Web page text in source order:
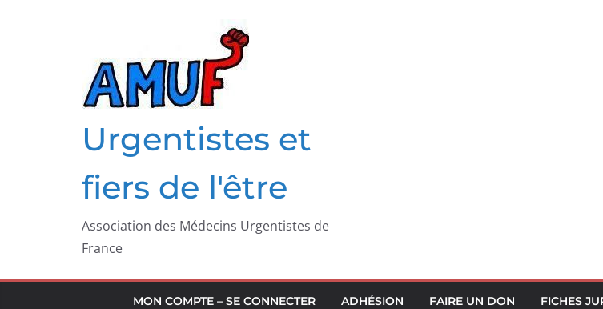
Urgentistes et
fiers de l'être
Association des Médecins Urgentistes de
France
MON COMPTE – SE CONNECTER ADHÉSION FAIRE UN DON FICHES